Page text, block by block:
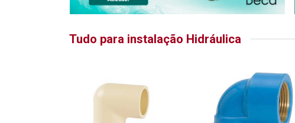
Tudo para instalação Hidráulica